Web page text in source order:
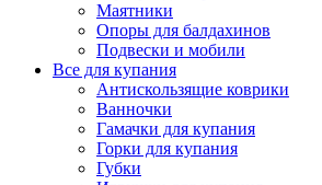
Маятники
Опоры для балдахинов
Подвески и мобили
Все для купания
Антискользящие коврики
Ванночки
Гамачки для купания
Горки для купания
Губки